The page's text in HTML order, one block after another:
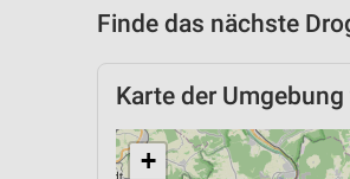
Finde das nächste
Karte der
+